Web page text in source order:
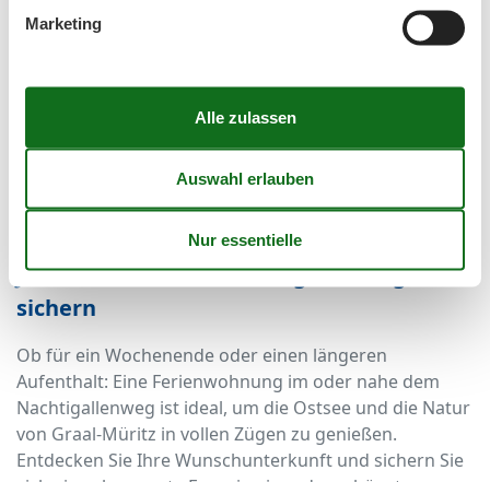
Saisonale Angebote und
Gerade außerhalb der Hauptsaison lassen sich am
Nachtigallenweg attraktive Schnäppchen finden. Wer
flexibel ist, kann sich über kurzfristige Rabatte oder
Sonderaktionen freuen. Auch für Langzeitaufenthalte
sind die Fewos bestens geeignet – oft mit
Preisnachlass ab einer bestimmten Aufenthaltsdauer.
Jetzt Ihre Fewo im Nachtigallenweg
sichern
Ob für ein Wochenende oder einen längeren
Aufenthalt: Eine Ferienwohnung im oder nahe dem
Nachtigallenweg ist ideal, um die Ostsee und die Natur
von Graal-Müritz in vollen Zügen zu genießen.
Entdecken Sie Ihre Wunschunterkunft und sichern Sie
Marketing